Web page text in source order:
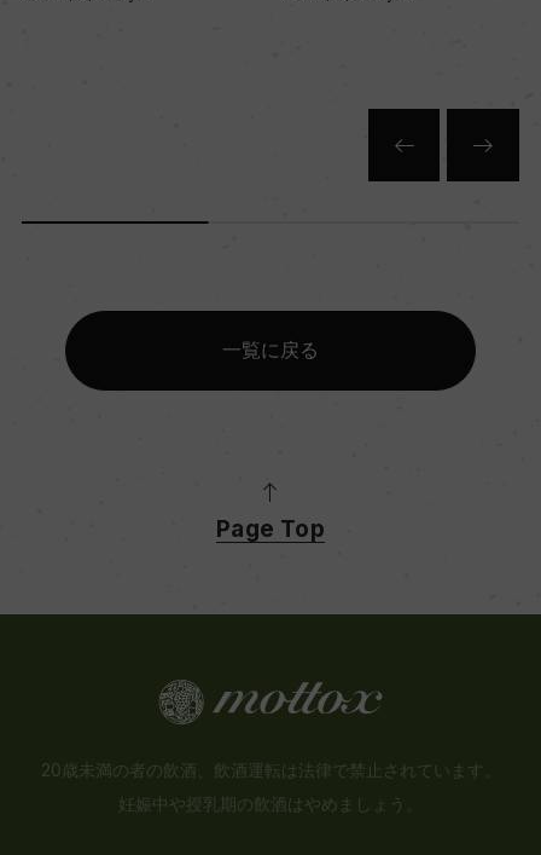
一覧に戻る
Page Top
20歳未満の者の飲酒、飲酒運転は法律で禁止されています。
妊娠中や授乳期の飲酒はやめましょう。